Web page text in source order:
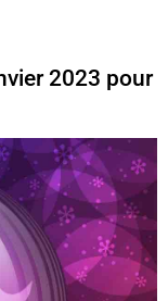
2023 pour